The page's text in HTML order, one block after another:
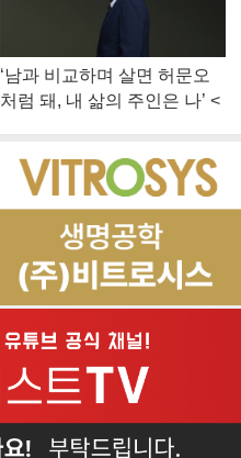
‘남과 비교하며 살면 허문오
처럼 돼, 내 삶의 주인은 나’ <